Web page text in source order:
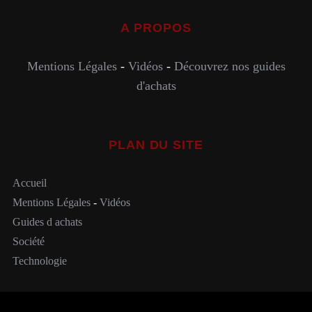
A PROPOS
Mentions Légales- Vidéos- Découvrez nos guides
d'achats
PLAN DU SITE
Accueil
Mentions Légales- Vidéos
Guides d achats
Société
Technologie